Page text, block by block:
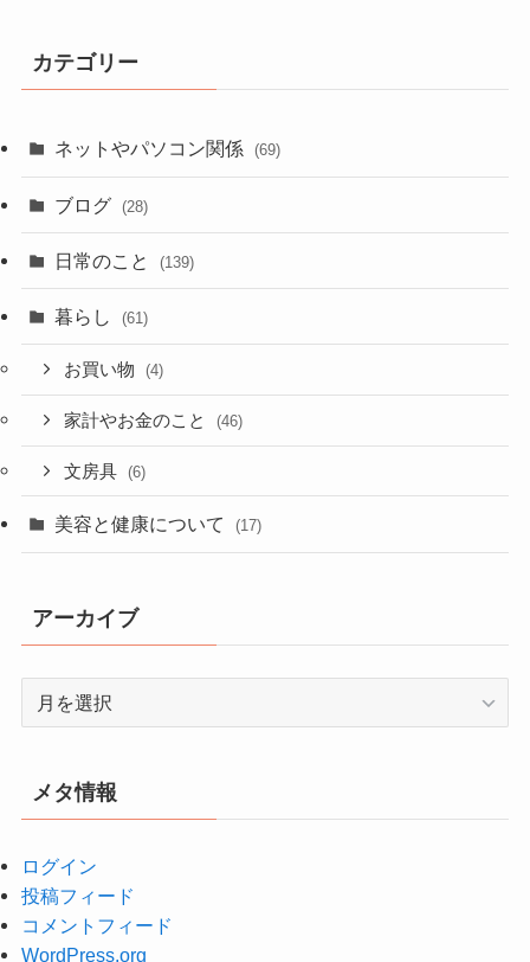
カテゴリー
ネットやパソコン関係 (69)
ブログ (28)
日常のこと (139)
暮らし (61)
お買い物 (4)
家計やお金のこと (46)
文房具 (6)
美容と健康について (17)
アーカイブ
メタ情報
ログイン
投稿フィード
コメントフィード
WordPress.org